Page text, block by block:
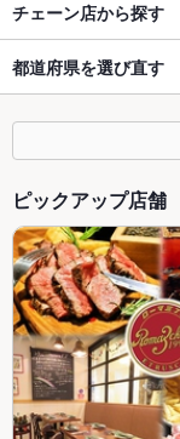
チェーン店から探す
都道府県を選び直す
ピックアップ店舗